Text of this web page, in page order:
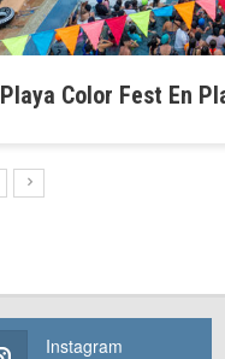
Celebra El Día Del
Playa Color Fest En
Instagram